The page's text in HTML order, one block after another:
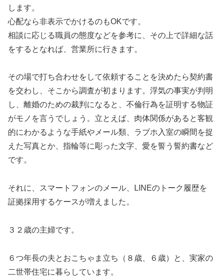
します。
心配なら非表示でかけるのもOKです。
相談に応じる職員の態度などを参考に、その上で詳細な話
をするとなれば、営業所に行きます。
その場で打ち合わせをして依頼することを決めたら契約書
を交わし、そこから調査が初まります。浮気の事実が判明
し、離婚のための裁判になると、不倫行為を証明する物証
がモノを言うでしょう。立とえば、肉体関係があると客観
的にわかるような手紙やメール類、ラブホ入室の瞬間を捉
えた写真とか、指輪等に彫った文字、愛を誓う誓約書など
です。
それに、スマートフォンのメール、LINEのトーク履歴を
証拠採用するケースが増えました。
３２歳の主婦です。
６つ年長の夫とおこちゃま立ち（８歳、６歳）と、実家の
二世帯住宅に暮らしています。